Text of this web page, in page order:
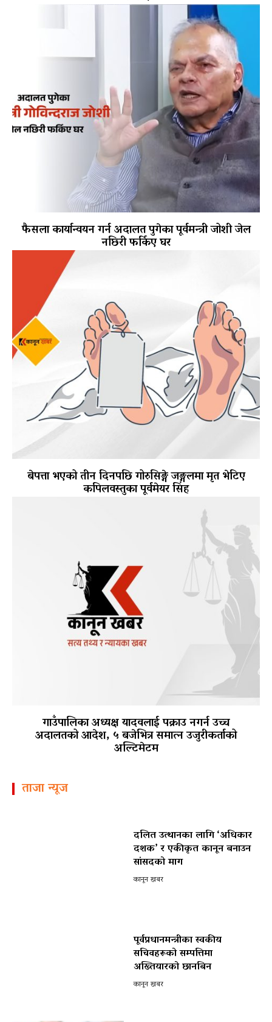
फैसला कार्यान्वयन गर्न अदालत पुगेका पूर्वमन्त्री जोशी जेल
नछिरी फर्किए घर
बेपत्ता भएको तीन दिनपछि गोरुसिङ्गे जङ्गलमा मृत भेटिए
कपिलवस्तुका पूर्वमेयर सिंह
गाउँपालिका अध्यक्ष यादवलाई पक्राउ नगर्न उच्च
अदालतको आदेश, ५ बजेभित्र समात्न उजुरीकर्ताको
अल्टिमेटम
ताजा न्यूज
दलित उत्थानका लागि ‘अधिकार
दशक’ र एकीकृत कानून बनाउन
सांसदको माग
कानून खबर
पूर्वप्रधानमन्त्रीका स्वकीय
सचिवहरूको सम्पत्तिमा
अख्तियारको छानबिन
कानून खबर